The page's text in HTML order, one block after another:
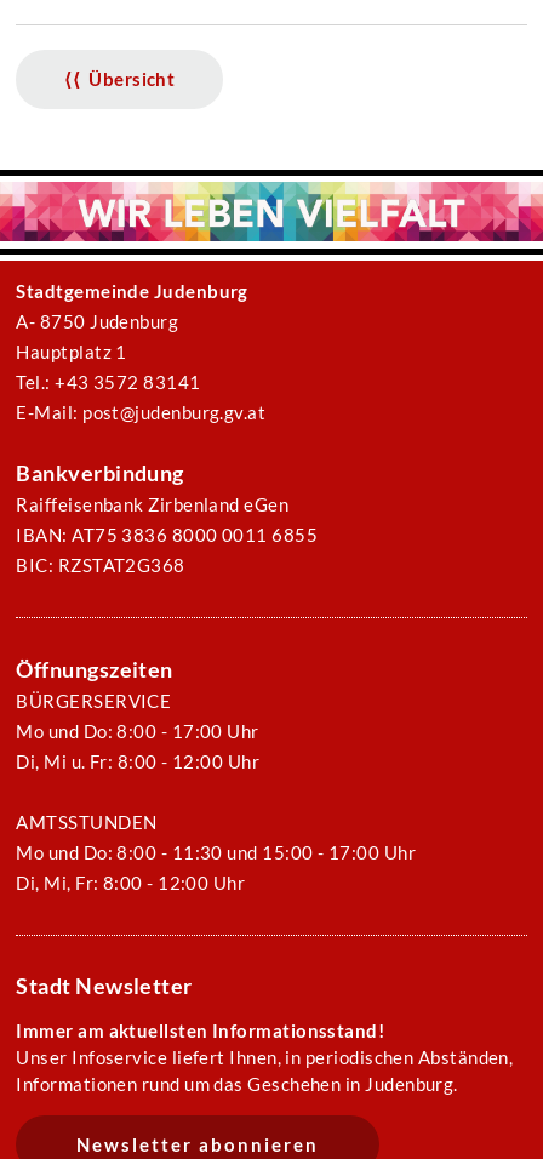
⟨⟨ Übersicht
Stadtgemeinde Judenburg
A- 8750 Judenburg
Hauptplatz 1
Tel.: +43 3572 83141
E-Mail: post@judenburg.gv.at
Bankverbindung
Raiffeisenbank Zirbenland eGen
IBAN: AT75 3836 8000 0011 6855
BIC: RZSTAT2G368
Öffnungszeiten
BÜRGERSERVICE
Mo und Do: 8:00 - 17:00 Uhr
Di, Mi u. Fr: 8:00 - 12:00 Uhr
AMTSSTUNDEN
Mo und Do: 8:00 - 11:30 und 15:00 - 17:00 Uhr
Di, Mi, Fr: 8:00 - 12:00 Uhr
Stadt Newsletter
Immer am aktuellsten Informationsstand!
Unser Infoservice liefert Ihnen, in periodischen Abständen,
Informationen rund um das Geschehen in Judenburg.
Newsletter abonnieren